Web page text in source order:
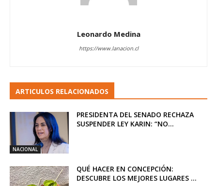
Leonardo Medina
https://www.lanacion.cl
ARTICULOS RELACIONADOS
NACIONAL
PRESIDENTA DEL SENADO RECHAZA
SUSPENDER LEY KARIN: “NO...
QUÉ HACER EN CONCEPCIÓN:
DESCUBRE LOS MEJORES LUGARES ...